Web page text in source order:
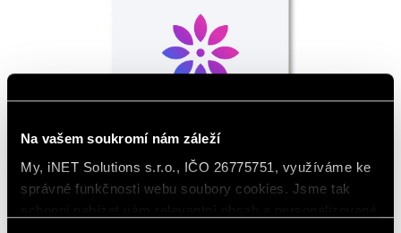
Na vašem soukromí nám záleží
My, iNET Solutions s.r.o., IČO 26775751, využíváme ke
správné funkčnosti webu soubory cookies. Jsme tak
Doplňky
kalendáře a obsahu.